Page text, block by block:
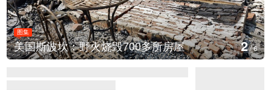
图集
美国斯波坎：野火烧毁700多所房屋 2/6